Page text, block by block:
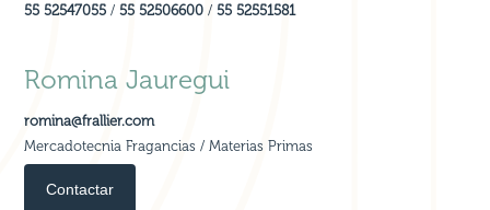
55 52547055 /55 52506600 /55 52551581
Romina Jauregui
romina@frallier.com
Mercadotecnia Fragancias / Materias Primas
Contactar